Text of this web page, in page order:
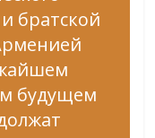
братской
будущем